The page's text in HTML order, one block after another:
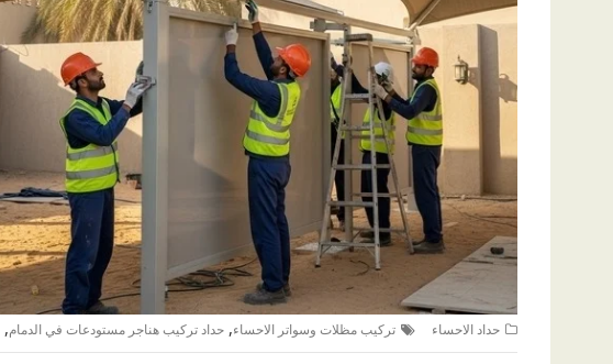
حداد الاحساء تركيب مظلات وسواتر الاحساء, حداد تركيب هناجر مستودعات في الدمام,